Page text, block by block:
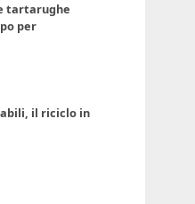
tartarughe
per
il riciclo in